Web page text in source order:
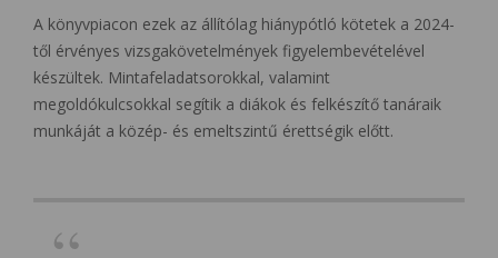
A könyvpiacon ezek az állítólag hiánypótló kötetek a 2024-
től érvényes vizsgakövetelmények figyelembevételével
készültek. Mintafeladatsorokkal, valamint
megoldókulcsokkal segítik a diákok és felkészítő tanáraik
munkáját a közép- és emeltszintű érettségik előtt.